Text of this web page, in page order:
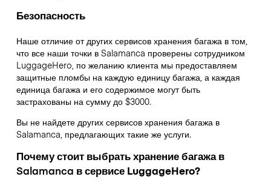
Безопасность
Наше отличие от других сервисов хранения багажа в том,
чтовсе наши точки в Salamanca проверены сотрудником
LuggageHero, по желанию клиента мы предоставляем
защитные пломбы на каждую единицу багажа, а каждая
единица багажа и его содержимое могут быть
застрахованы на сумму до $3000.
Вы не найдете других сервисов хранения багажа в
Salamanca , предлагающих такие же услуги.
Почему стоит выбрать хранение багажа в
Salamanca в сервисе LuggageHero?